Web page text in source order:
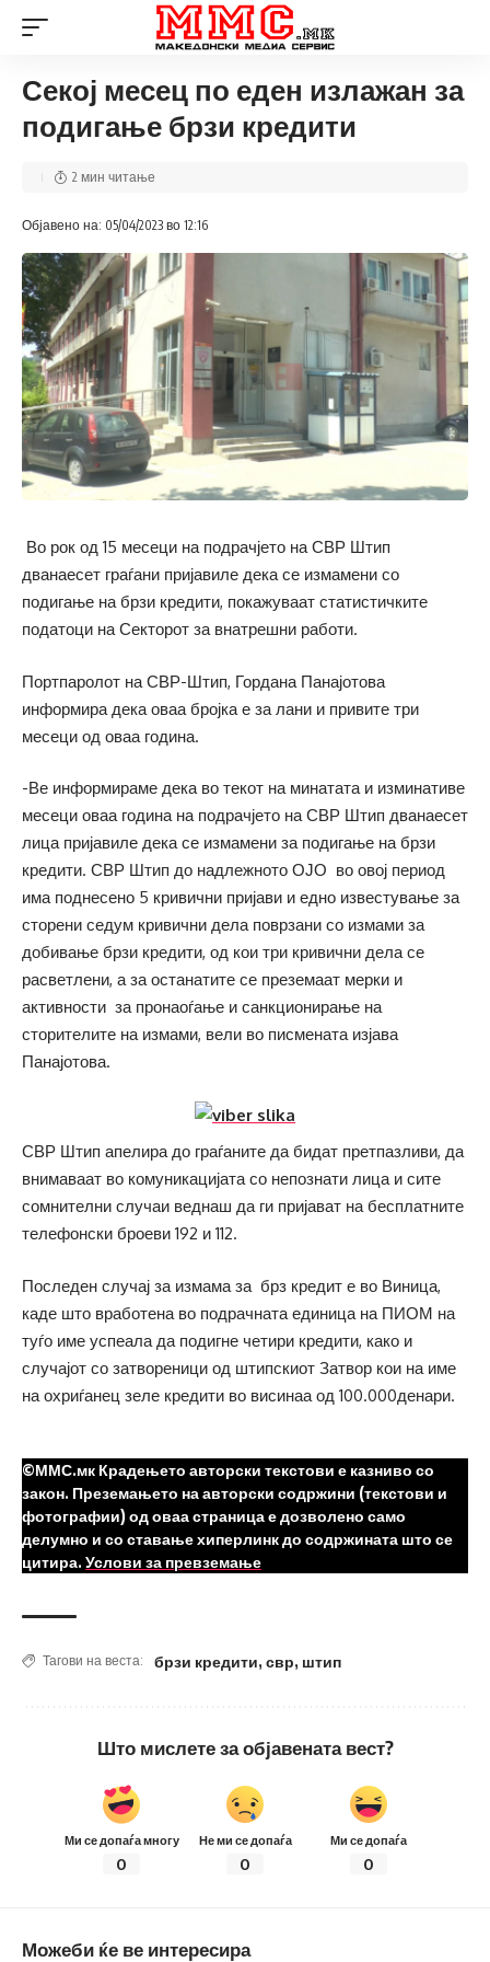
Секој месец по еден излажан за
подигање брзи кредити
Објавено на: 05/04/2023 во 12:16
2 мин читање
Во рок од 15 месеци на подрачјето на СВР Штип
дванаесет граѓани пријавиле дека се измамени со
подигање на брзи кредити, покажуваат статистичките
податоци на Секторот за внатрешни работи.
Портпаролот на СВР-Штип, Гордана Панајотова
информира дека оваа бројка е за лани и привите три
месеци од оваа година.
-Ве информираме дека во текот на минатата и изминативе
месеци оваа година на подрачјето на СВР Штип дванаесет
лица пријавиле дека се измамени за подигање на брзи
кредити. СВР Штип до надлежното ОЈО во овој период
има поднесено 5 кривични пријави и едно известување за
сторени седум кривични дела поврзани со измами за
добивање брзи кредити, од кои три кривични дела се
расветлени, а за останатите се преземаат мерки и
активности за пронаоѓање и санкционирање на
сторителите на измами, вели во писмената изјава
Панајотова.
СВР Штип апелира до граѓаните да бидат претпазливи, да
внимаваат во комуникацијата со непознати лица и сите
сомнителни случаи веднаш да ги пријават на бесплатните
телефонски броеви 192 и 112.
Последен случај за измама за брз кредит е во Виница,
каде што вработена во подрачната единица на ПИОМ на
туѓо име успеала да подигне четири кредити, како и
случајот со затвореници од штипскиот Затвор кои на име
на охриѓанец зеле кредити во висинаа од 100.000денари.
©ММС.мк Крадењето авторски текстови е казниво со
закон. Преземањето на авторски содржини (текстови и
фотографии) од оваа страница е дозволено само
делумно и со ставање хиперлинк до содржината што се
цитира. Услови за превземање
Тагови на веста: брзи кредити, свр, штип
Што мислете за објавената вест?
Ми се допаѓа многу
0
Не ми се допаѓа
0
Ми се допаѓа
0
Можеби ќе ве интересира